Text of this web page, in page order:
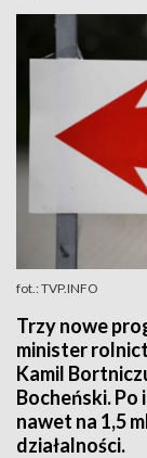
fot.: TVP.INFO
Trzy nowe
minister
Kamil
Bocheński. Po
nawet na 1,5
działalności.